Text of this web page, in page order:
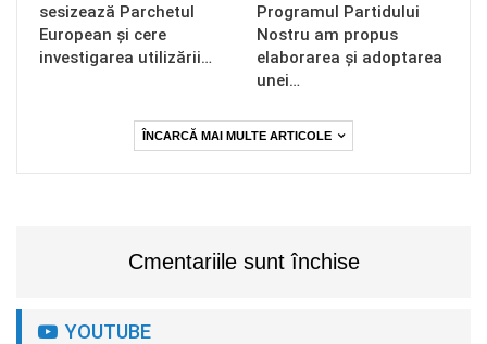
sesizează Parchetul
European și cere
investigarea utilizării…
Programul Partidului
Nostru am propus
elaborarea și adoptarea
unei…
ÎNCARCĂ MAI MULTE ARTICOLE
Cmentariile sunt închise
YOUTUBE